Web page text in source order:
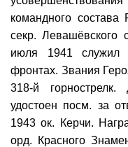
командного
секр.
июля 1941
фронтах. Звания
318-й
удостоен посм. за
1943 ок. Керчи.
орд. Красного